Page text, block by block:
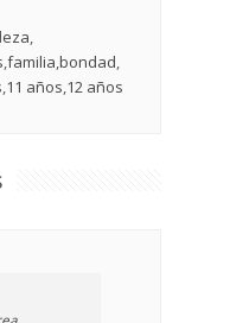
familia bondad
11 años 12 años